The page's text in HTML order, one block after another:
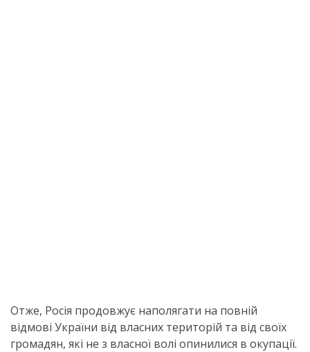
Отже, Росія продовжує наполягати на повній
відмові України від власних територій та від своїх
громадян, які не з власної волі опинилися в окупації.